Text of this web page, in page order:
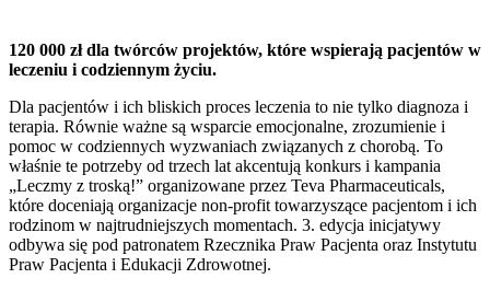
120 000 zł dla twórców projektów, które wspierają pacjentów w
leczeniu i codziennym życiu.
Dla pacjentów i ich bliskich proces leczenia to nie tylko diagnoza i
terapia. Równie ważne są wsparcie emocjonalne, zrozumienie i
pomoc w codziennych wyzwaniach związanych z chorobą. To
właśnie te potrzeby od trzech lat akcentują konkurs i kampania
„Leczmy z troską!” organizowane przez Teva Pharmaceuticals,
które doceniają organizacje non-profit towarzyszące pacjentom i ich
rodzinom w najtrudniejszych momentach. 3. edycja inicjatywy
odbywa się pod patronatem Rzecznika Praw Pacjenta oraz Instytutu
Praw Pacjenta i Edukacji Zdrowotnej.